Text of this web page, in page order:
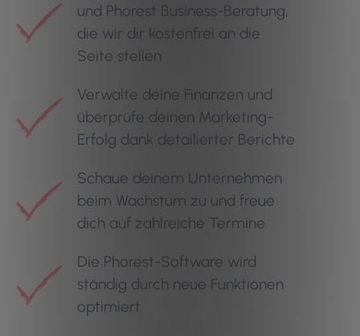
und Phorest Business-Beratung,
die wir dir kostenfrei an die
Seite stellen
Verwalte deine Finanzen und
überprüfe deinen Marketing-
Erfolg dank detailierter Berichte
Schaue deinem Unternehmen
beim Wachstum zu und freue
dich auf zahlreiche Termine
Die Phorest-Software wird
ständig durch neue Funktionen
optimiert